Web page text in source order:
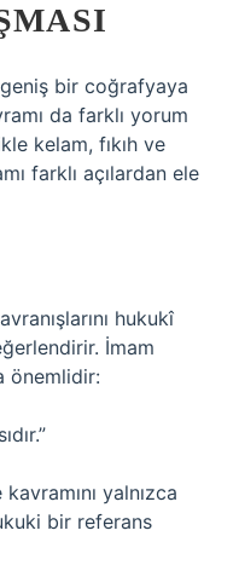
bir coğrafyaya
da farklı yorum
kelam, fıkıh ve
farklı açılardan ele
hukukî
İmam
önemlidir:
yalnızca
bir referans